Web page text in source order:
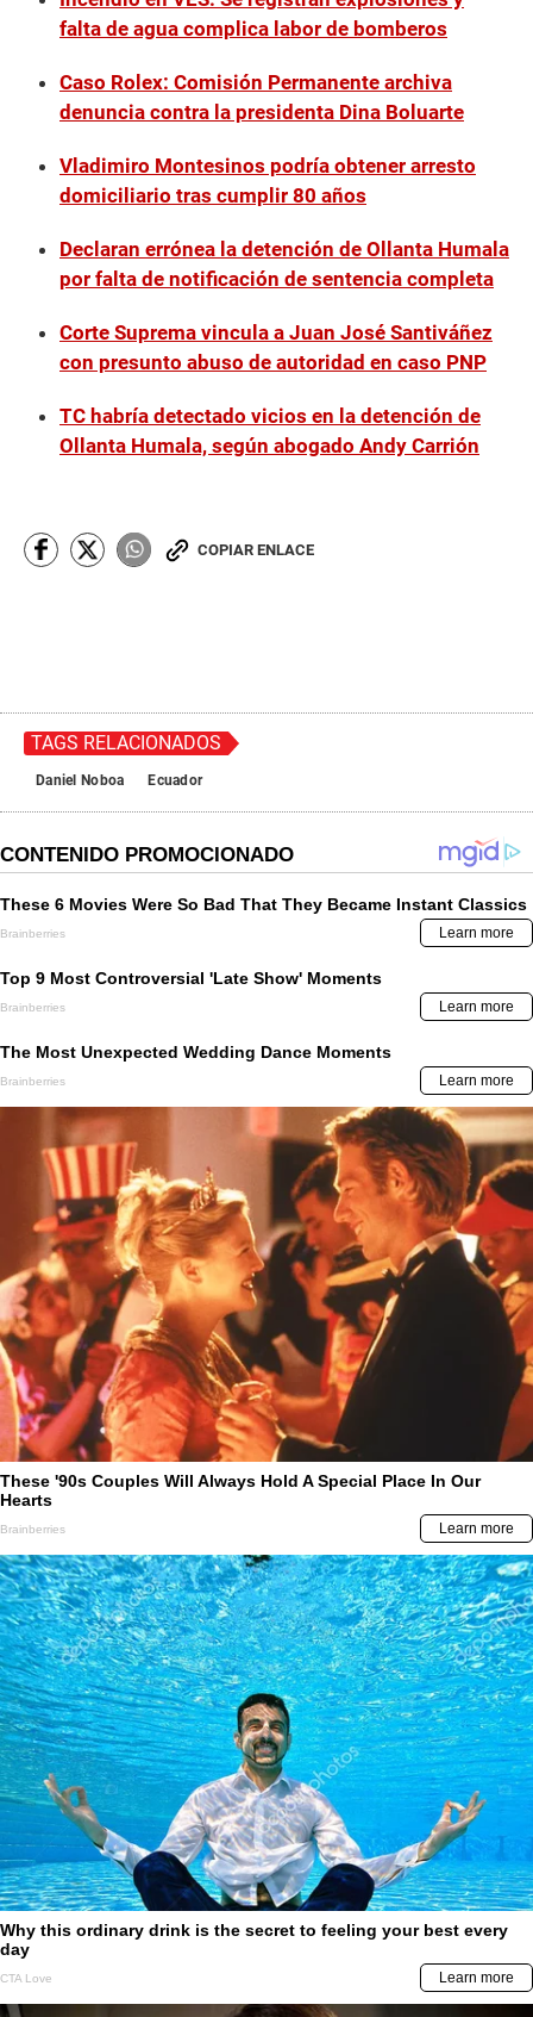
falta de agua complica labor de bomberos
Caso Rolex: Comisión Permanente archiva
denuncia contra la presidenta Dina Boluarte
Vladimiro Montesinos podría obtener arresto
domiciliario tras cumplir 80 años
Declaran errónea la detención de Ollanta Humala
por falta de notificación de sentencia completa
Corte Suprema vincula a Juan José Santiváñez
con presunto abuso de autoridad en caso PNP
TC habría detectado vicios en la detención de
Ollanta Humala, según abogado Andy Carrión
COPIAR ENLACE
TAGS RELACIONADOS
Daniel Noboa Ecuador